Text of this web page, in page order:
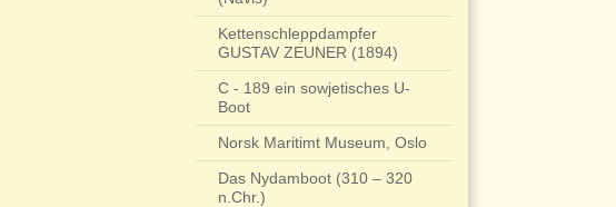
Kettenschleppdampfer
GUSTAV ZEUNER (1894)
C - 189 ein sowjetisches U-
Boot
Norsk Maritimt Museum, Oslo
Das Nydamboot (310 – 320
n.Chr.)